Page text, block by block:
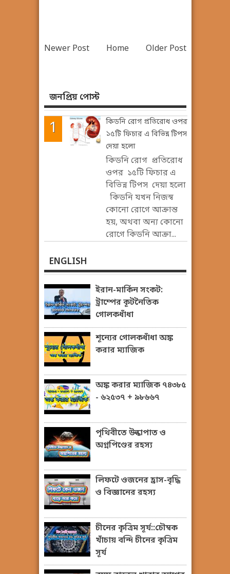
Newer Post Older Post
Home
জনপ্রিয় পোস্ট
কিডনি রোগ প্রতিরোধ ওপর
১৫টি ফিচার এ বিভিন্ন টিপস
দেয়া হলো
কিডনি রোগ প্রতিরোধ
ওপর ১৫টি ফিচার এ
বিভিন্ন টিপস দেয়া হলো
কিডনি যখন নিজস্ব
কোনো রোগে আক্রান্ত
হয়, অথবা অন্য কোনো
রোগে কিডনি আক্রা...
ENGLISH
ইরান-মার্কিন সংকট:
ট্রাম্পের কূটনৈতিক
গোলকধাঁধা
শূন্যের গোলকধাঁধা অঙ্ক
করার ম্যাজিক
অঙ্ক করার ম্যাজিক ৭৪৩৮৫
- ৬২৫৩৭ + ৯৮৬৬৭
পৃথিবীতে উল্কাপাত ও
অগ্নপিণ্ডের রহস্য
লিফটে ওজনের হ্রাস-বৃদ্ধি
ও বিজ্ঞানের রহস্য
চীনের কৃত্রিম সূর্য::চৌম্বক
খাঁচায় বন্দি চীনের কৃত্রিম
সূর্য